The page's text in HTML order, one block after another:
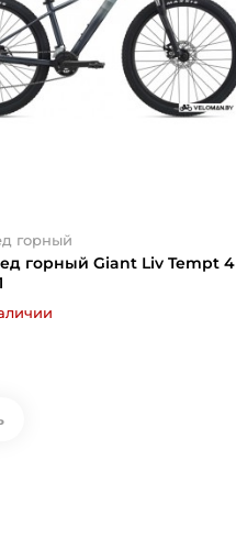
горный
горный Giant Liv Tempt 4